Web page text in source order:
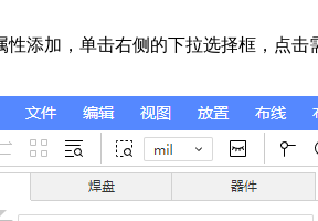
性添加，单击右侧的下拉选择框，点击